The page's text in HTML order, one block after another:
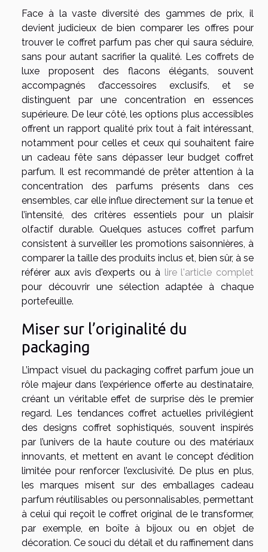
Face à la vaste diversité des gammes de prix, il
devient judicieux de bien comparer les offres pour
trouver le coffret parfum pas cher qui saura séduire,
sans pour autant sacrifier la qualité. Les coffrets de
luxe proposent des flacons élégants, souvent
accompagnés d’accessoires exclusifs, et se
distinguent par une concentration en essences
supérieure. De leur côté, les options plus accessibles
offrent un rapport qualité prix tout à fait intéressant,
notamment pour celles et ceux qui souhaitent faire
un cadeau fête sans dépasser leur budget coffret
parfum. Il est recommandé de prêter attention à la
concentration des parfums présents dans ces
ensembles, car elle influe directement sur la tenue et
l’intensité, des critères essentiels pour un plaisir
olfactif durable. Quelques astuces coffret parfum
consistent à surveiller les promotions saisonnières, à
comparer la taille des produits inclus et, bien sûr, à se
référer aux avis d'experts ou à lire l'article complet
pour découvrir une sélection adaptée à chaque
portefeuille.
Miser sur l’originalité du
packaging
L’impact visuel du packaging coffret parfum joue un
rôle majeur dans l’expérience offerte au destinataire,
créant un véritable effet de surprise dès le premier
regard. Les tendances coffret actuelles privilégient
des designs coffret sophistiqués, souvent inspirés
par l’univers de la haute couture ou des matériaux
innovants, et mettent en avant le concept d’édition
limitée pour renforcer l’exclusivité. De plus en plus,
les marques misent sur des emballages cadeau
parfum réutilisables ou personnalisables, permettant
à celui qui reçoit le coffret original de le transformer,
par exemple, en boîte à bijoux ou en objet de
décoration. Ce souci du détail et du raffinement dans